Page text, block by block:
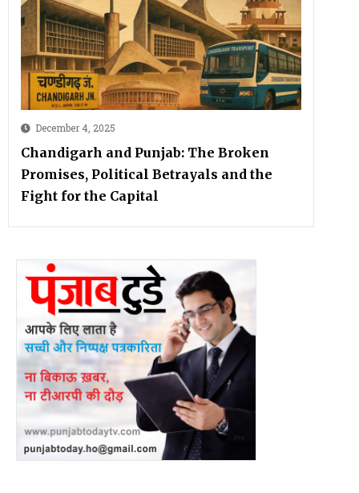
December 4, 2025
Chandigarh and Punjab: The Broken
Promises, Political Betrayals and the
Fight for the Capital